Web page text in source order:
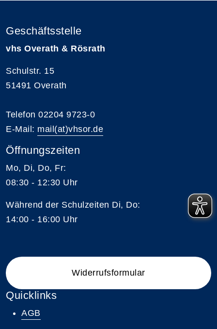
Geschäftsstelle
vhs Overath & Rösrath
Schulstr. 15
51491 Overath
Telefon 02204 9723-0
E-Mail: mail(at)vhsor.de
Öffnungszeiten
Mo, Di, Do, Fr:
08:30 - 12:30 Uhr
Während der Schulzeiten Di, Do:
14:00 - 16:00 Uhr
Widerrufsformular
Quicklinks
AGB